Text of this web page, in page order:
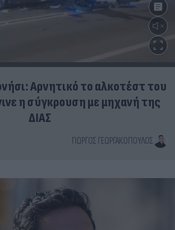
Αρνητικό το αλκοτέστ του
η σύγκρουση με μηχανή της
ΔΙΑΣ
ΓΙΏΡΓΟΣ ΓΕΩΡΓΑΚΌΠΟΥΛΟΣ